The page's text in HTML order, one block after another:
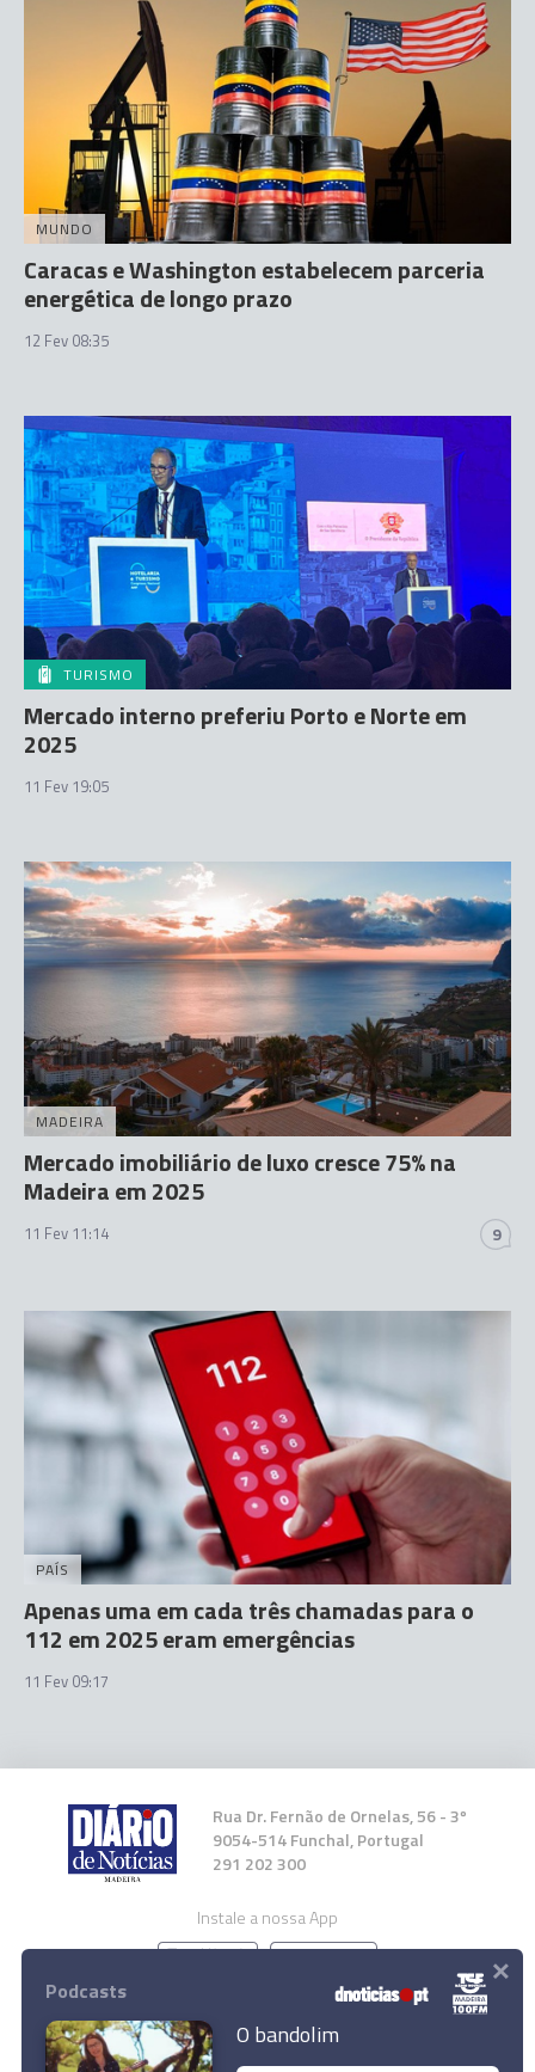
MUNDO
Caracas e Washington estabelecem parceria
energética de longo prazo
12 Fev 08:35
TURISMO
Mercado interno preferiu Porto e Norte em
2025
11 Fev 19:05
MADEIRA
Mercado imobiliário de luxo cresce 75% na
Madeira em 2025
11 Fev 11:14 9
PAÍS
Apenas uma em cada três chamadas para o
112 em 2025 eram emergências
11 Fev 09:17
Rua Dr. Fernão de Ornelas, 56 - 3º
9054-514 Funchal, Portugal
291 202 300
Instale a nossa App
Podcasts
O bandolim
×